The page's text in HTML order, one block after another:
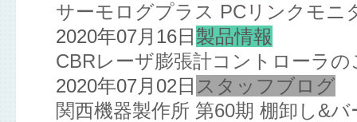
サーモログプラス PCリンクモニ
2020年07月16日 製品情報
CBRレーザ膨張計コントローラの
2020年07月02日 スタッフブログ
関西機器製作所 第60期 棚卸し&